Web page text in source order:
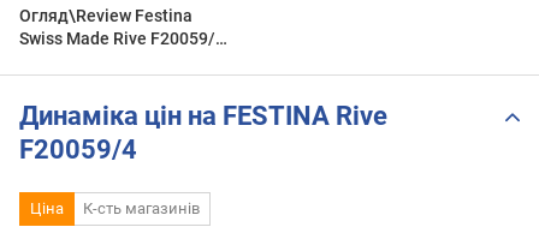
Огляд\Review Festina
Swiss Made Rive F20059/4
Динаміка цін на FESTINA Rive
F20059/4
Ціна К-сть магазинів